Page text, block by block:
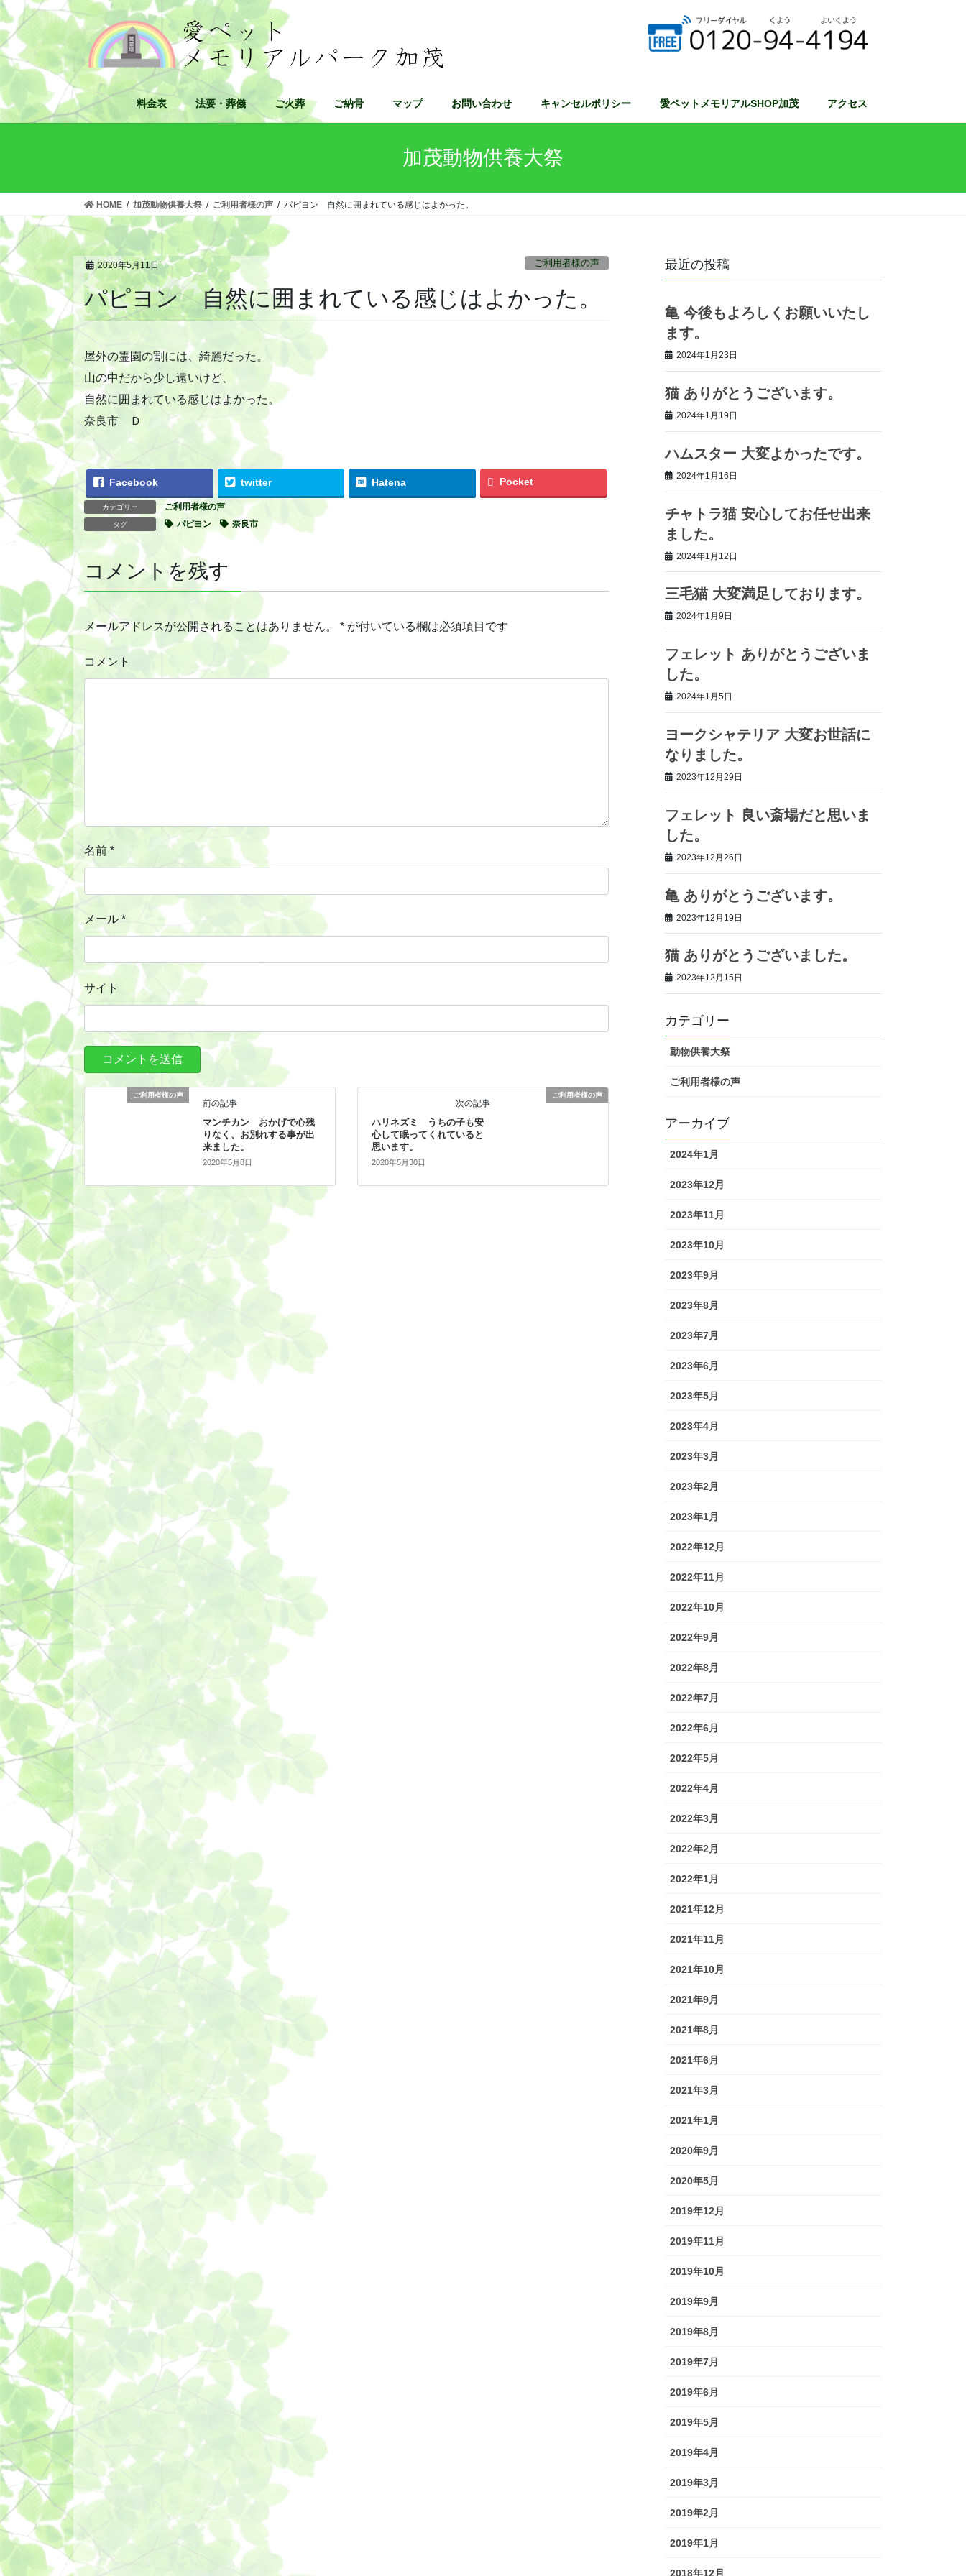
コ
ン
テ
ン
へ
ス
ナ
ビ
ゲ
ー
ョ
ン
料金表 法要・葬儀 ご火葬 ご納骨 マップ お問い合わせ キャンセルポリシー 愛ペットメモリアルSHOP加茂 アクセス
加茂動物供養大祭
HOME 加茂動物供養大祭 ご利用者様の声 パピヨン 自然に囲まれている感じはよかった。
2020年5月11日 ご利用者様の声
パピヨン 自然に囲まれている感じはよかった。
屋外の霊園の割には、綺麗だった。
山の中だから少し遠いけど、
自然に囲まれている感じはよかった。
奈良市 Ｄ
Facebook twitter Hatena Pocket
カテゴリー ご利用者様の声
タグ パピヨン 奈良市
コメントを残す
メールアドレスが公開されることはありません。 * が付いている欄は必須項目です
コメント
名前 *
メール *
サイト
ご利用者様の声
前の記事
マンチカン おかげで心残
りなく、お別れする事が出
来ました。
2020年5月8日
ご利用者様の声
次の記事
ハリネズミ うちの子も安
心して眠ってくれていると
思います。
2020年5月30日
最近の投稿
亀 今後もよろしくお願いいたし
ます。
2024年1月23日
猫 ありがとうございます。
2024年1月19日
ハムスター 大変よかったです。
2024年1月16日
チャトラ猫 安心してお任せ出来
ました。
2024年1月12日
三毛猫 大変満足しております。
2024年1月9日
フェレット ありがとうございま
した。
2024年1月5日
ヨークシャテリア 大変お世話に
なりました。
2023年12月29日
フェレット 良い斎場だと思いま
した。
2023年12月26日
亀 ありがとうございます。
2023年12月19日
猫 ありがとうございました。
2023年12月15日
カテゴリー
動物供養大祭
ご利用者様の声
アーカイブ
2024年1月
2023年12月
2023年11月
2023年10月
2023年9月
2023年8月
2023年7月
2023年6月
2023年5月
2023年4月
2023年3月
2023年2月
2023年1月
2022年12月
2022年11月
2022年10月
2022年9月
2022年8月
2022年7月
2022年6月
2022年5月
2022年4月
2022年3月
2022年2月
2022年1月
2021年12月
2021年11月
2021年10月
2021年9月
2021年8月
2021年6月
2021年3月
2021年1月
2020年9月
2020年5月
2019年12月
2019年11月
2019年10月
2019年9月
2019年8月
2019年7月
2019年6月
2019年5月
2019年4月
2019年3月
2019年2月
2019年1月
2018年12月